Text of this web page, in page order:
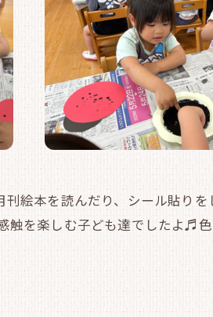
絵本を読んだり、シール貼りを
触を楽しむ子ども達でしたよ♬